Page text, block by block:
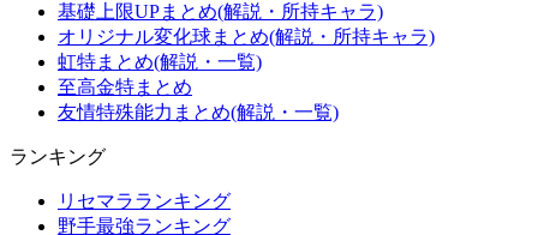
基礎上限UPまとめ(解説・所持キャラ)
オリジナル変化球まとめ(解説・所持キャラ)
虹特まとめ(解説・一覧)
至高金特まとめ
友情特殊能力まとめ(解説・一覧)
ランキング
リセマラランキング
野手最強ランキング